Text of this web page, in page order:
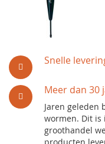
Snelle
Meer dan 30
Jaren geleden
wormen. Dit is
groothandel